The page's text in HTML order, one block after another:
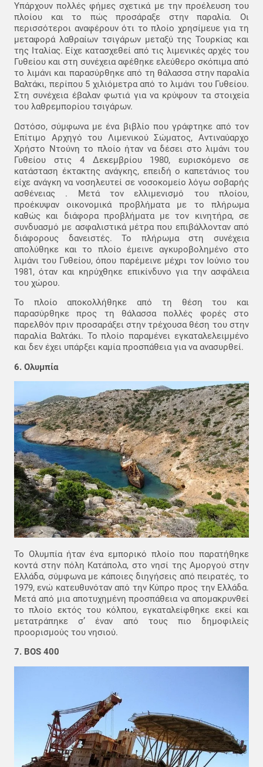
Υπάρχουν πολλές φήμες σχετικά με την προέλευση του
πλοίου και το πώς προσάραξε στην παραλία. Οι
περισσότεροι αναφέρουν ότι το πλοίο χρησίμευε για τη
μεταφορά λαθραίων τσιγάρων μεταξύ της Τουρκίας και
της Ιταλίας. Είχε κατασχεθεί από τις λιμενικές αρχές του
Γυθείου και στη συνέχεια αφέθηκε ελεύθερο σκόπιμα από
το λιμάνι και παρασύρθηκε από τη θάλασσα στην παραλία
Βαλτάκι, περίπου 5 χιλιόμετρα από το λιμάνι του Γυθείου.
Στη συνέχεια έβαλαν φωτιά για να κρύψουν τα στοιχεία
του λαθρεμπορίου τσιγάρων.
Ωστόσο, σύμφωνα με ένα βιβλίο που γράφτηκε από τον
Επίτιμο Αρχηγό του Λιμενικού Σώματος, Αντιναύαρχο
Χρήστο Ντούνη το πλοίο ήταν να δέσει στο λιμάνι του
Γυθείου στις 4 Δεκεμβρίου 1980, ευρισκόμενο σε
κατάσταση έκτακτης ανάγκης, επειδή ο καπετάνιος του
είχε ανάγκη να νοσηλευτεί σε νοσοκομείο λόγω σοβαρής
ασθένειας . Μετά τον ελλιμενισμό του πλοίου,
προέκυψαν οικονομικά προβλήματα με το πλήρωμα
καθώς και διάφορα προβλήματα με τον κινητήρα, σε
συνδυασμό με ασφαλιστικά μέτρα που επιβάλλονταν από
διάφορους δανειστές. Το πλήρωμα στη συνέχεια
απολύθηκε και το πλοίο έμεινε αγκυροβολημένο στο
λιμάνι του Γυθείου, όπου παρέμεινε μέχρι τον Ιούνιο του
1981, όταν και κηρύχθηκε επικίνδυνο για την ασφάλεια
του χώρου.
Το πλοίο αποκολλήθηκε από τη θέση του και
παρασύρθηκε προς τη θάλασσα πολλές φορές στο
παρελθόν πριν προσαράξει στην τρέχουσα θέση του στην
παραλία Βαλτάκι. Το πλοίο παραμένει εγκαταλελειμμένο
και δεν έχει υπάρξει καμία προσπάθεια για να ανασυρθεί.
6. Ολυμπία
Το Ολυμπία ήταν ένα εμπορικό πλοίο που παρατήθηκε
κοντά στην πόλη Κατάπολα, στο νησί της Αμοργού στην
Ελλάδα, σύμφωνα με κάποιες διηγήσεις από πειρατές, το
1979, ενώ κατευθυνόταν από την Κύπρο προς την Ελλάδα.
Μετά από μια αποτυχημένη προσπάθεια να απομακρυνθεί
το πλοίο εκτός του κόλπου, εγκαταλείφθηκε εκεί και
μετατράπηκε σ’ έναν από τους πιο δημοφιλείς
προορισμούς του νησιού.
7. BOS 400